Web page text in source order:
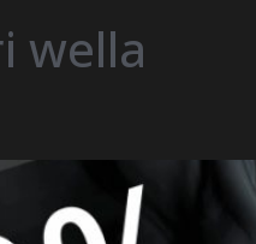
wella